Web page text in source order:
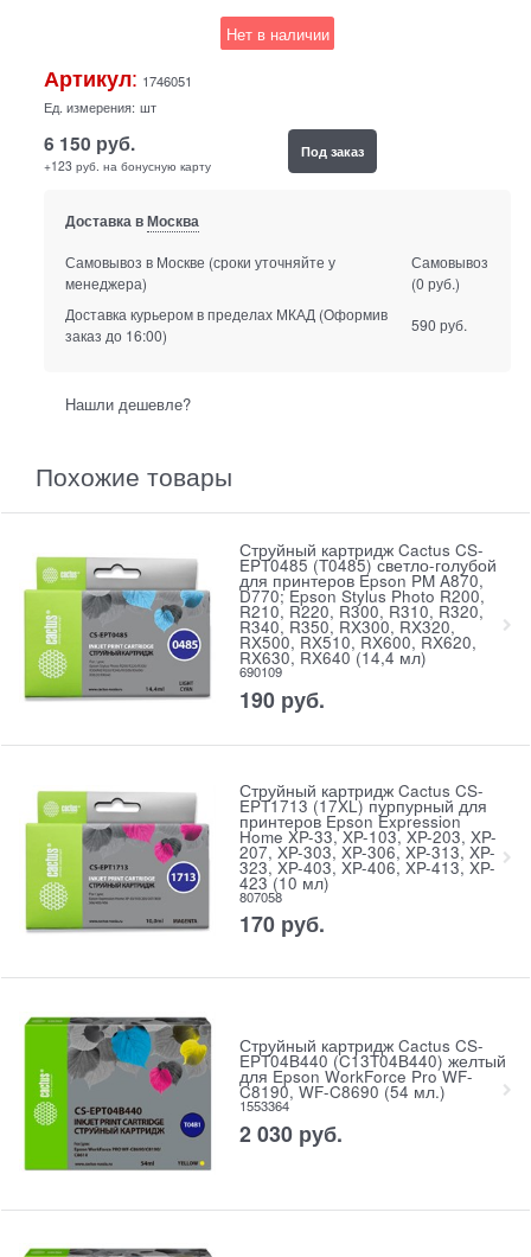
Нет в наличии
Артикул: 1746051
Ед. измерения: шт
6 150 руб.
+123 руб. на бонусную карту
Под заказ
Доставка вМосква
Самовывоз в Москве (сроки уточняйте у
менеджера)
Самовывоз
(0 руб.)
Доставка курьером в пределах МКАД (Оформив
заказ до 16:00)
590 руб.
Нашли дешевле?
Похожие товары
Струйный картридж Cactus CS-
EPT0485 (T0485) светло-голубой
для принтеров Epson PM A870,
D770; Epson Stylus Photo R200,
R210, R220, R300, R310, R320,
R340, R350, RX300, RX320,
RX500, RX510, RX600, RX620,
RX630, RX640 (14,4 мл)
690109
190 руб.
Струйный картридж Cactus CS-
EPT1713 (17XL) пурпурный для
принтеров Epson Expression
Home XP-33, XP-103, XP-203, XP-
207, XP-303, XP-306, XP-313, XP-
323, XP-403, XP-406, XP-413, XP-
423 (10 мл)
807058
170 руб.
Струйный картридж Cactus CS-
EPT04B440 (C13T04B440) желтый
для Epson WorkForce Pro WF-
C8190, WF-C8690 (54 мл.)
1553364
2 030 руб.